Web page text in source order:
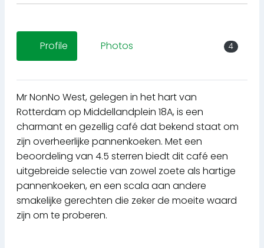
Profile Photos 4
Mr NonNo West, gelegen in het hart van
Rotterdam op Middellandplein 18A, is een
charmant en gezellig café dat bekend staat om
zijn overheerlijke pannenkoeken. Met een
beoordeling van 4.5 sterren biedt dit café een
uitgebreide selectie van zowel zoete als hartige
pannenkoeken, en een scala aan andere
smakelijke gerechten die zeker de moeite waard
zijn om te proberen.